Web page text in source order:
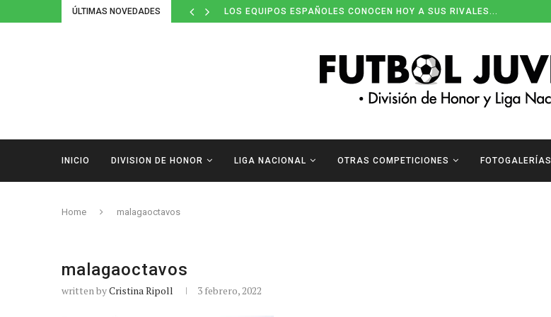
ÚLTIMAS NOVEDADES LOS EQUIPOS ESPAÑOLES CONOCEN HOY A SUS RIVALES...
INICIO DIVISION DE HONOR LIGA NACIONAL OTRAS COMPETICIONES FOTOGALERÍAS
Home malagaoctavos
malagaoctavos
written byCristina Ripoll 3 febrero, 2022